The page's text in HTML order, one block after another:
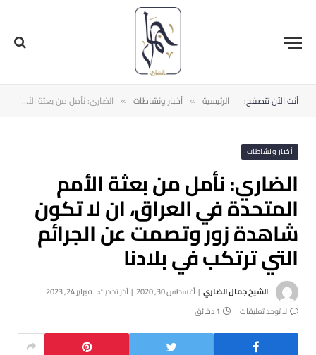
أنت الآن تتصفح: الرئيسية » أخبار ونشاطات » الضاري: نأمل من بعثة الأمم المتحدة في العراق، ان لا تكون شاهدة زور وتصمت عن الجرائم التي ترتكب في بلادنا
أخبار ونشاطات
الضاري: نأمل من بعثة الأمم
المتحدة في العراق، ان لا تكون
شاهدة زور وتصمت عن الجرائم
التي ترتكب في بلادنا
الشيخ جمال الضاري أغسطس 30, 2020 آخر تحديث: فبراير 24, 2023
لا توجد تعليقات
1 دقائق